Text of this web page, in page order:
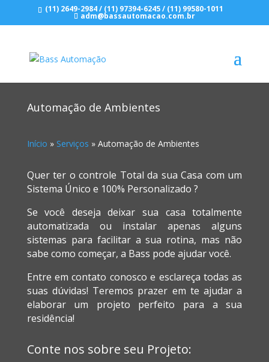
(11) 2649-2984/ (11) 97394-6245/ (11) 99580-1011
adm@bassautomacao.com.br
Automação de Ambientes
Início » Serviços » Automação de Ambientes
Quer ter o controle Total da sua Casa com um
Sistema Único e 100% Personalizado ?
Se você deseja deixar sua casa totalmente
automatizada ou instalar apenas alguns
sistemas para facilitar a sua rotina, mas não
sabe como começar, a Bass pode ajudar você.
Entre em contato conosco e esclareça todas as
suas dúvidas! Teremos prazer em te ajudar a
elaborar um projeto perfeito para a sua
residência!
Conte nos sobre seu Projeto: